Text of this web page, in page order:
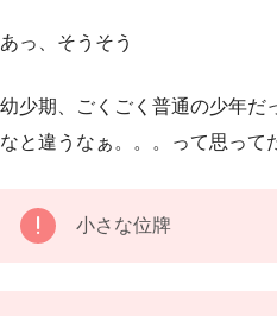
あっ、そうそう
幼少期、ごくごく普通の少年だ
なと違うなぁ。。。って思って
小さな位牌